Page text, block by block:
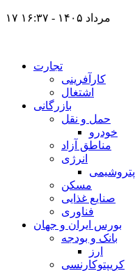
۱۷ مرداد ۱۴۰۵ - ۱۶:۳۷
تجارت
کارآفرینی
اشتغال
بازرگانی
حمل و نقل
خودرو
مناطق آزاد
انرژی
پتروشیمی
مسکن
صنایع غذایی
فناوری
بورس ایران و جهان
بانک و بودجه
ارز
کریپتوکارنسی